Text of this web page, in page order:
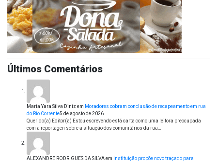
Últimos Comentários
Maria Yara Silva Diniz em Moradores cobram conclusão de recapeamento em rua
do Rio Corrente5 de agosto de 2026
Querido(a) Editor(a) Estou escrevendo está carta como uma leitora preocupada
com a reportagen sobre a situação dos comunitários da rua…
ALEXANDRE RODRIGUES DA SILVAem
Instituição propõe novo traçado para